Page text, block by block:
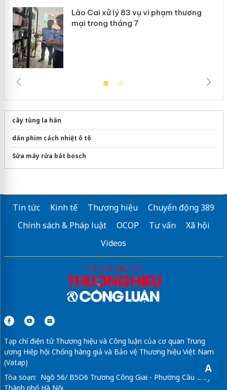
A
cây tùng la hán
dán phim cách nhiệt ô tô
Sửa máy rửa bát bosch
Tin tức Kinh tế Thương hiệu
Chuyển động 389
Chính sách & Pháp luật
OCOP Tư vấn
Xã hội
Videos
Tạp chí điện tử Thương hiệu và Công luận của cơ quan Trung
ương Hiệp hội Chống hàng giả và Bảo vệ Thương hiệu Việt Nam
(Vatap)
Tòa soạn: Ngõ 56/ B5D6 Trương Công Giai - Phường Cầu Giấy -
Thành phố Hà Nội